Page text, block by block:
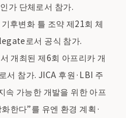
가 단체로서 참가.
후변화 틀 조약 제21회 체
로서 공식 참가.
개최된 제6회 아프리카 개
서 참가. JICA 후원·LBI 주
속 가능한 개발을 위한 아프
한다”를 유엔 환경 계획·